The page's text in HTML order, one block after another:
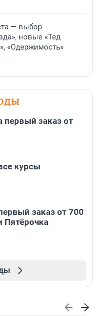
— выбор
новые «Тед
«Одержимость»
первый заказ от
курсы
заказ от 700
Пятёрочка